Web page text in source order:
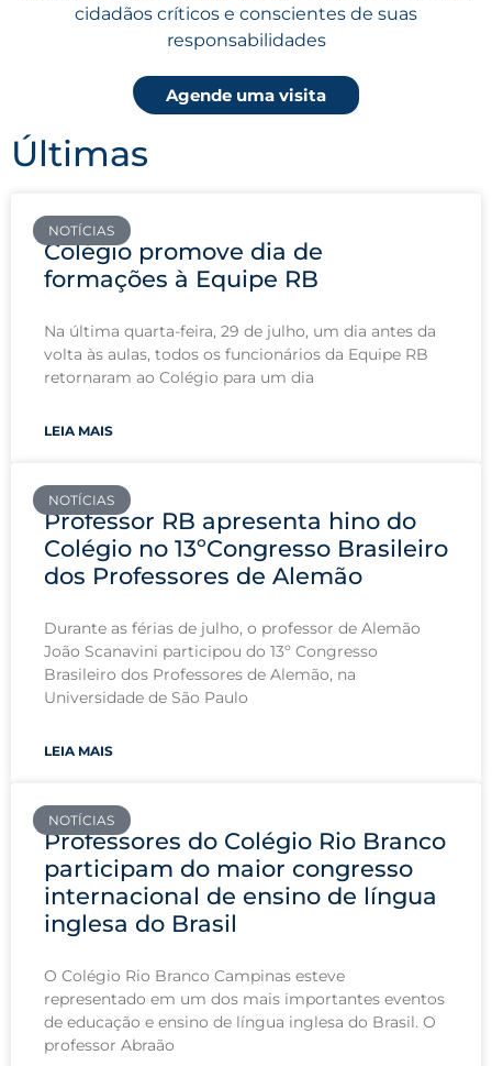
cidadãos críticos e conscientes de suas
responsabilidades
Agende uma visita
Últimas
NOTÍCIAS
Colégio promove dia de
formações à Equipe RB
Na última quarta-feira, 29 de julho, um dia antes da
volta às aulas, todos os funcionários da Equipe RB
retornaram ao Colégio para um dia
LEIA MAIS
NOTÍCIAS
Professor RB apresenta hino do
Colégio no 13ºCongresso Brasileiro
dos Professores de Alemão
Durante as férias de julho, o professor de Alemão
João Scanavini participou do 13º Congresso
Brasileiro dos Professores de Alemão, na
Universidade de São Paulo
LEIA MAIS
NOTÍCIAS
Professores do Colégio Rio Branco
participam do maior congresso
internacional de ensino de língua
inglesa do Brasil
O Colégio Rio Branco Campinas esteve
representado em um dos mais importantes eventos
de educação e ensino de língua inglesa do Brasil. O
professor Abraão